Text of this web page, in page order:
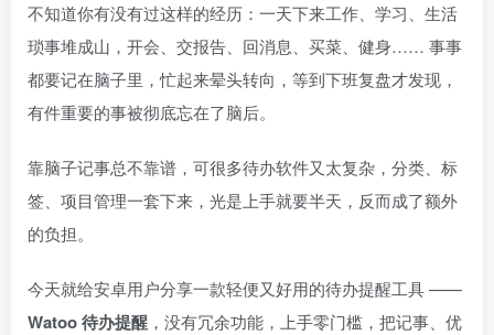
不知道你有没有过这样的经历：一天下来工作、学习、生活
琐事堆成山，开会、交报告、回消息、买菜、健身…… 事事
都要记在脑子里，忙起来晕头转向，等到下班复盘才发现，
有件重要的事被彻底忘在了脑后。
靠脑子记事总不靠谱，可很多待办软件又太复杂，分类、标
签、项目管理一套下来，光是上手就要半天，反而成了额外
的负担。
今天就给安卓用户分享一款轻便又好用的待办提醒工具 ——
Watoo 待办提醒 ，没有冗余功能，上手零门槛，把记事、优